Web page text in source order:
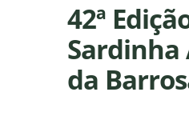
42ª
Sardinha
da